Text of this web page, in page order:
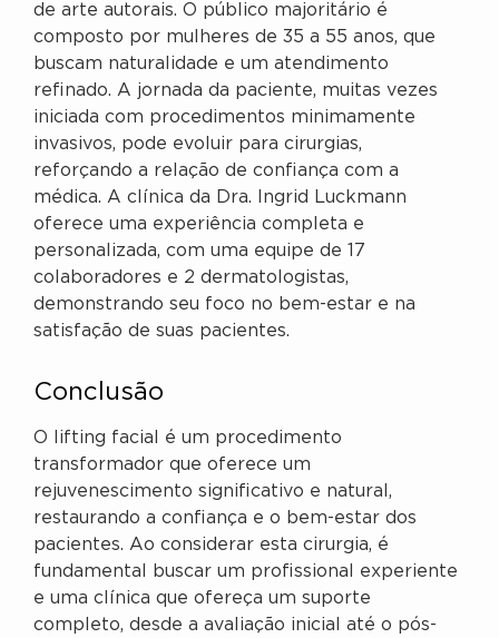
de arte autorais. O público majoritário é
composto por mulheres de 35 a 55 anos, que
buscam naturalidade e um atendimento
refinado. A jornada da paciente, muitas vezes
iniciada com procedimentos minimamente
invasivos, pode evoluir para cirurgias,
reforçando a relação de confiança com a
médica. A clínica da Dra. Ingrid Luckmann
oferece uma experiência completa e
personalizada, com uma equipe de 17
colaboradores e 2 dermatologistas,
demonstrando seu foco no bem-estar e na
satisfação de suas pacientes.
Conclusão
O lifting facial é um procedimento
transformador que oferece um
rejuvenescimento significativo e natural,
restaurando a confiança e o bem-estar dos
pacientes. Ao considerar esta cirurgia, é
fundamental buscar um profissional experiente
e uma clínica que ofereça um suporte
completo, desde a avaliação inicial até o pós-